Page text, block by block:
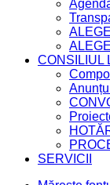
CONSILIUL
SERVICII